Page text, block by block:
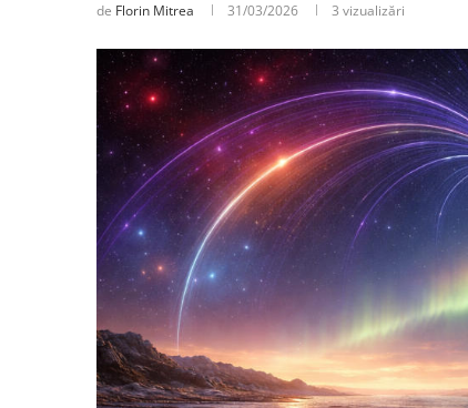
de Florin Mitrea 31/03/2026 3 vizualizări